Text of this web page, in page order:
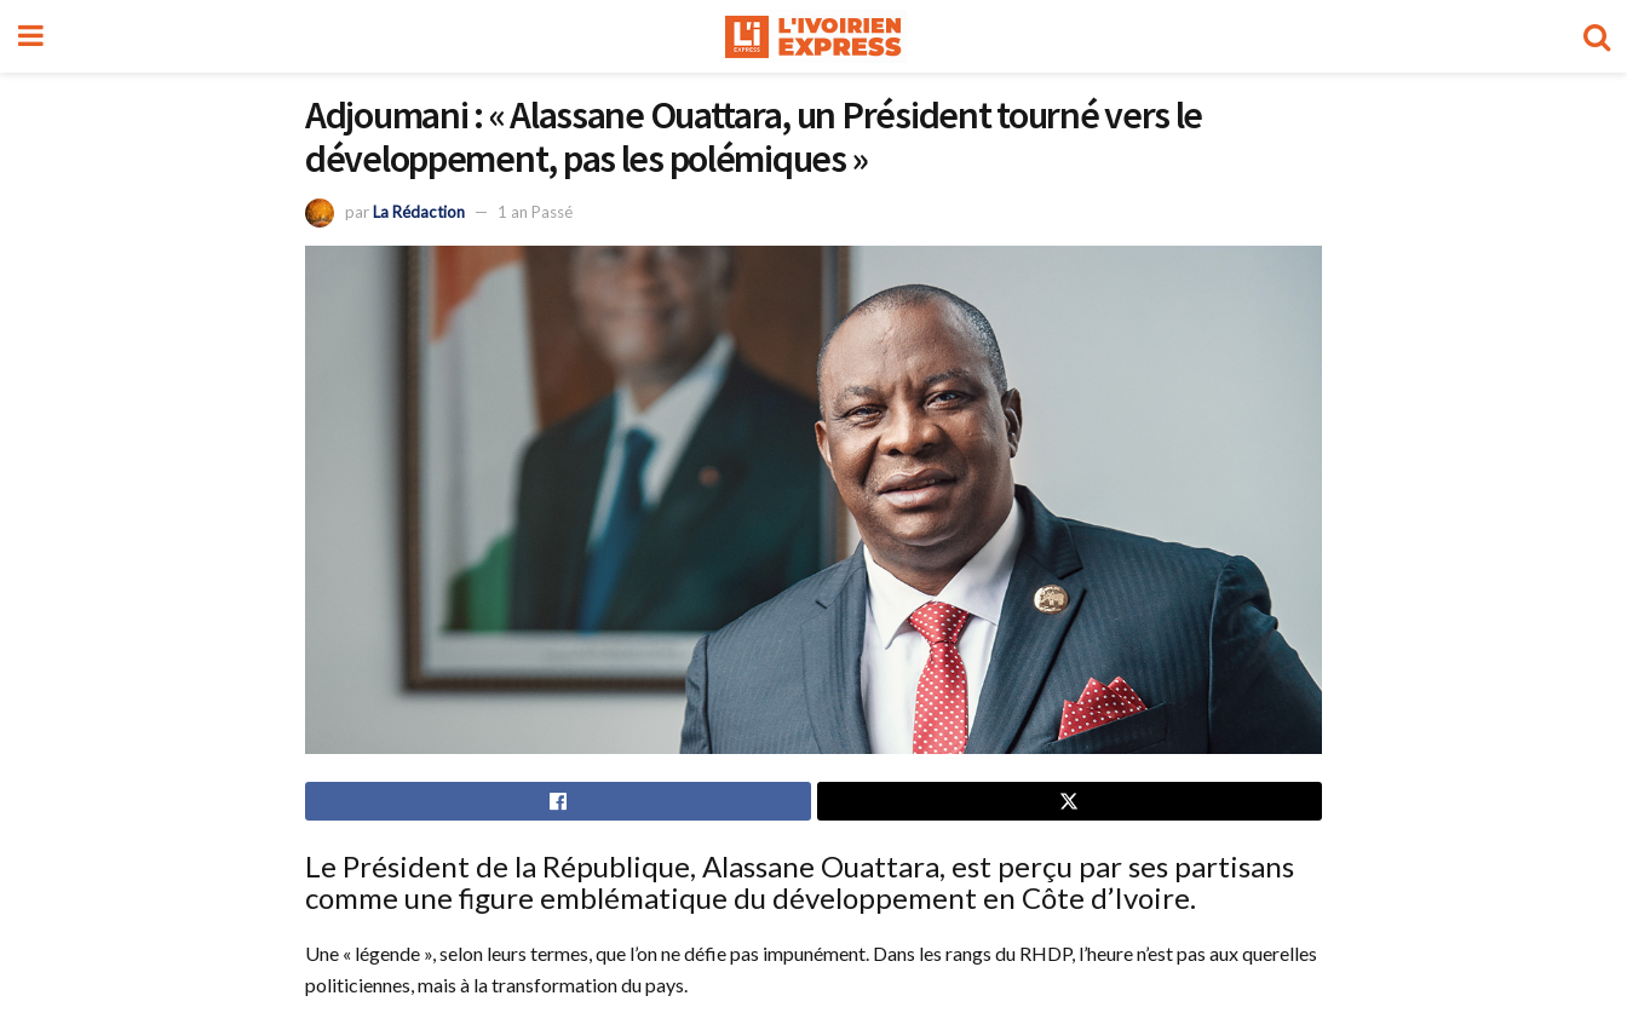
Adjoumani : « Alassane Ouattara, un Président tourné vers le
développement, pas les polémiques »
parLa Rédaction 1 an Passé
Le Président de la République, Alassane Ouattara, est perçu par ses partisans
comme une figure emblématique du développement en Côte d’Ivoire.
Une « légende », selon leurs termes, que l’on ne défie pas impunément. Dans les rangs du RHDP, l’heure n’est pas aux querelles
politiciennes, mais à la transformation du pays.